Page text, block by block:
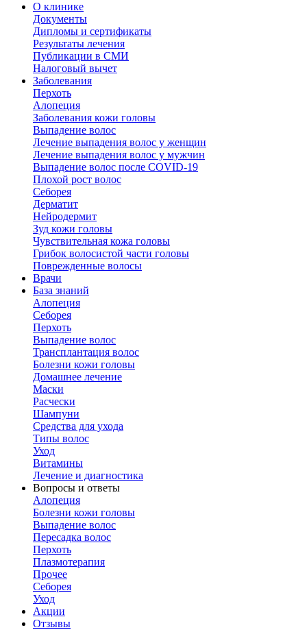
О клинике
Документы
Дипломы и сертификаты
Результаты лечения
Публикации в СМИ
Налоговый вычет
Заболевания
Перхоть
Алопеция
Заболевания кожи головы
Выпадение волос
Лечение выпадения волос у женщин
Лечение выпадения волос у мужчин
Выпадение волос после COVID-19
Плохой рост волос
Cеборея
Дерматит
Нейродермит
Зуд кожи головы
Чувствительная кожа головы
Грибок волосистой части головы
Поврежденные волосы
Врачи
База знаний
Алопеция
Себорея
Перхоть
Выпадение волос
Трансплантация волос
Болезни кожи головы
Домашнее лечение
Маски
Расчески
Шампуни
Средства для ухода
Типы волос
Уход
Витамины
Лечение и диагностика
Вопросы и ответы
Алопеция
Болезни кожи головы
Выпадение волос
Пересадка волос
Перхоть
Плазмотерапия
Прочее
Себорея
Уход
Акции
Отзывы